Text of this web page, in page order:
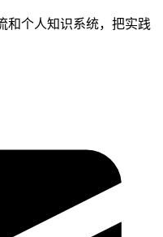
和个人知识系统，把实践